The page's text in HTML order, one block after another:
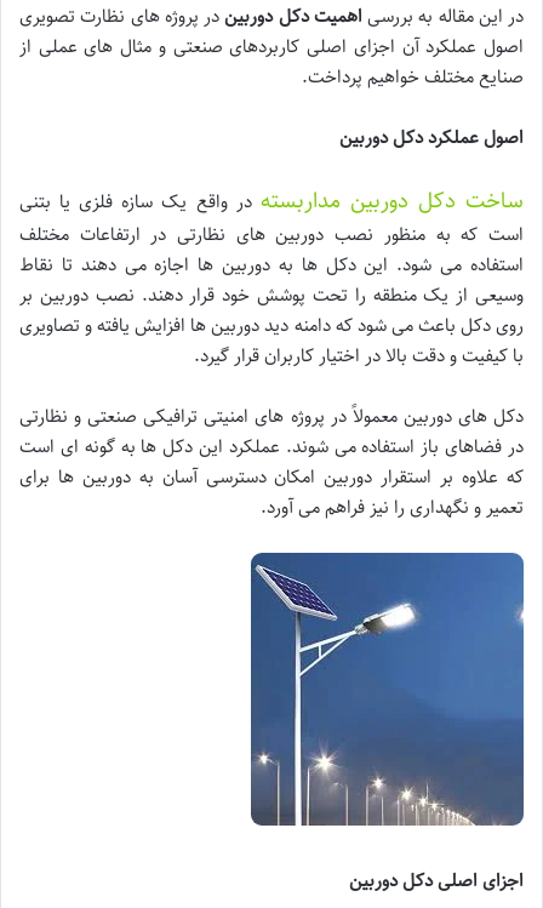
در این مقاله به بررسی اهمیت دکل دوربیندر پروژه های نظارت تصویری
اصول عملکرد آن اجزای اصلی کاربردهای صنعتی و مثال های عملی از
صنایع مختلف خواهیم پرداخت.
اصول عملکرد دکل دوربین
ساخت دکل دوربین مداربسته در واقع یک سازه فلزی یا بتنی
است که به منظور نصب دوربین های نظارتی در ارتفاعات مختلف
استفاده می شود. این دکل ها به دوربین ها اجازه می دهند تا نقاط
وسیعی از یک منطقه را تحت پوشش خود قرار دهند. نصب دوربین بر
روی دکل باعث می شود که دامنه دید دوربین ها افزایش یافته و تصاویری
با کیفیت و دقت بالا در اختیار کاربران قرار گیرد.
دکل های دوربین معمولاً در پروژه های امنیتی ترافیکی صنعتی و نظارتی
در فضاهای باز استفاده می شوند. عملکرد این دکل ها به گونه ای است
که علاوه بر استقرار دوربین امکان دسترسی آسان به دوربین ها برای
تعمیر و نگهداری را نیز فراهم می آورد.
اجزای اصلی دکل دوربین